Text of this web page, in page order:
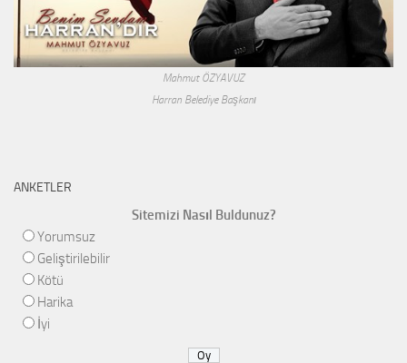
Mahmut ÖZYAVUZ
Harran Belediye Başkanı
ANKETLER
Sitemizi Nasıl Buldunuz?
Yorumsuz
Geliştirilebilir
Kötü
Harika
İyi